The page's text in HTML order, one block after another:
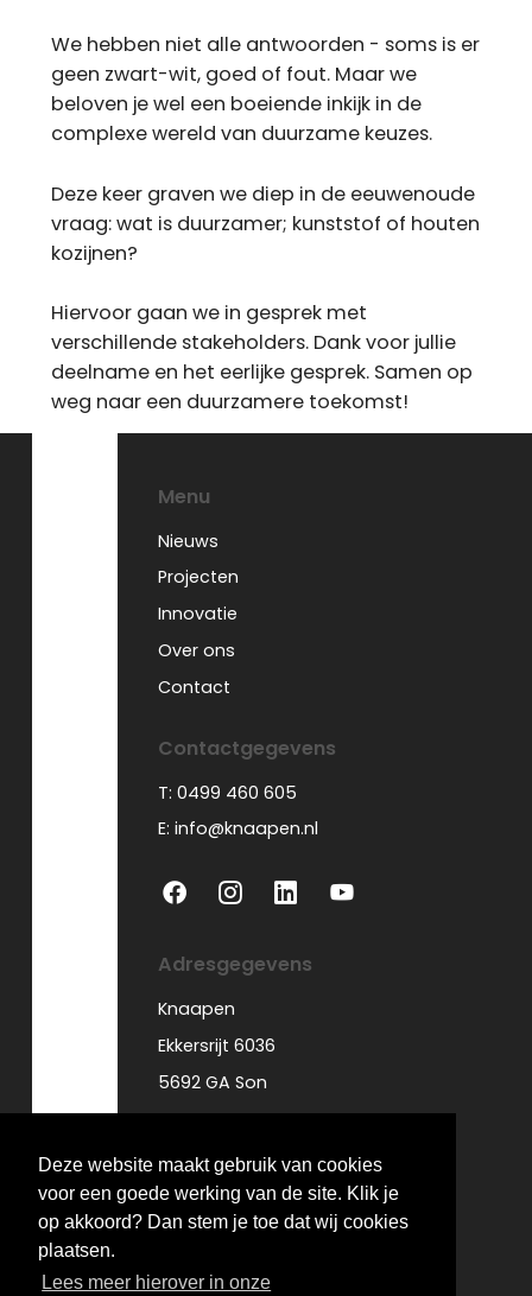
Deze website maakt gebruik van cookies
voor een goede werking van de site. Klik je
op akkoord? Dan stem je toe dat wij cookies
plaatsen.
Lees meer hierover in onze
We hebben niet alle antwoorden - soms is er
geen zwart-wit, goed of fout. Maar we
beloven je wel een boeiende inkijk in de
complexe wereld van duurzame keuzes.
Deze keer graven we diep in de eeuwenoude
vraag: wat is duurzamer; kunststof of houten
kozijnen?
Hiervoor gaan we in gesprek met
verschillende stakeholders. Dank voor jullie
deelname en het eerlijke gesprek. Samen op
weg naar een duurzamere toekomst!
Menu
Nieuws
Projecten
Innovatie
Over ons
Contact
Contactgegevens
T: 0499 460 605
E: info@knaapen.nl
Adresgegevens
Knaapen
Ekkersrijt 6036
5692 GA Son
© Knaapen
Privacyverklaring
Website by The Cre8ion.Lab